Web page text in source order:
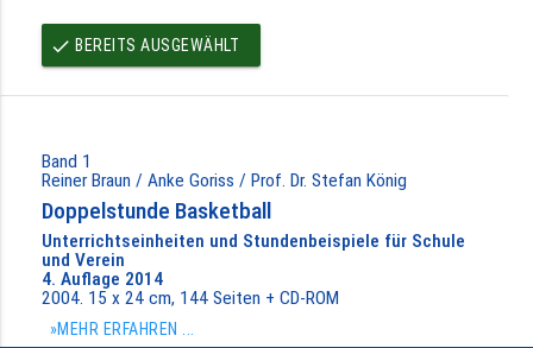
done BEREITS AUSGEWÄHLT
Band 1
Reiner Braun / Anke Goriss / Prof. Dr. Stefan König
Doppelstunde Basketball
Unterrichtseinheiten und Stundenbeispiele für Schule
und Verein
4. Auflage 2014
2004. 15 x 24 cm, 144 Seiten + CD-ROM
»MEHR ERFAHREN ...